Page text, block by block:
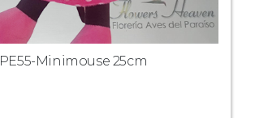
PE55-Minimouse 25cm